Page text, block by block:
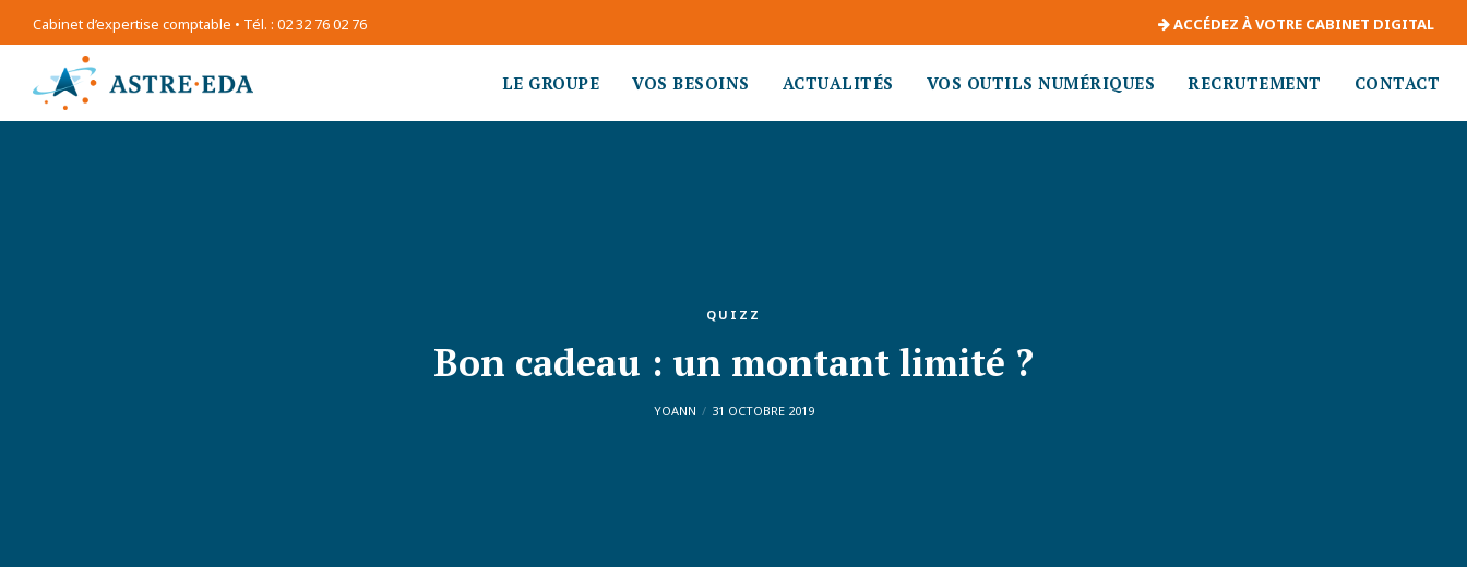
Cabinet d’expertise comptable • Tél. : 02 32 76 02 76 ACCÉDEZ À VOTRE CABINET DIGITAL
LE GROUPE VOS BESOINS ACTUALITÉS VOS OUTILS NUMÉRIQUES RECRUTEMENT CONTACT
QUIZZ
Bon cadeau : un montant limité ?
YOANN 31 OCTOBRE 2019